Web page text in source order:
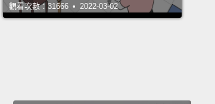
變成紫色。如果我們把這些色彩混合，就
觀看次數：31666 • 2022-03-02